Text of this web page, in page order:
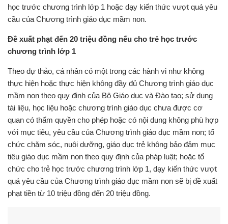
học trước chương trình lớp 1 hoặc dạy kiến thức vượt quá yêu
cầu của Chương trình giáo dục mầm non.
Đề xuất phạt đến 20 triệu đồng nếu cho trẻ học trước
chương trình lớp 1
Theo dự thảo, cá nhân có một trong các hành vi như không
thực hiện hoặc thực hiện không đầy đủ Chương trình giáo dục
mầm non theo quy định của Bộ Giáo dục và Đào tạo; sử dụng
tài liệu, học liệu hoặc chương trình giáo dục chưa được cơ
quan có thẩm quyền cho phép hoặc có nội dung không phù hợp
với mục tiêu, yêu cầu của Chương trình giáo dục mầm non; tổ
chức chăm sóc, nuôi dưỡng, giáo dục trẻ không bảo đảm mục
tiêu giáo dục mầm non theo quy định của pháp luật; hoặc tổ
chức cho trẻ học trước chương trình lớp 1, dạy kiến thức vượt
quá yêu cầu của Chương trình giáo dục mầm non sẽ bị đề xuất
phạt tiền từ 10 triệu đồng đến 20 triệu đồng.